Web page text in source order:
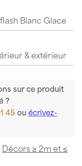
Blanc Glace
& extérieur
sur ce produit
?
45 ou écrivez-
Décors ≥ 2m et ≤